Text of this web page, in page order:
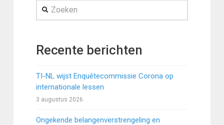
Zoeken
Recente berichten
TI-NL wijst Enquêtecommissie Corona op
internationale lessen
3 augustus 2026
Ongekende belangenverstrengeling en